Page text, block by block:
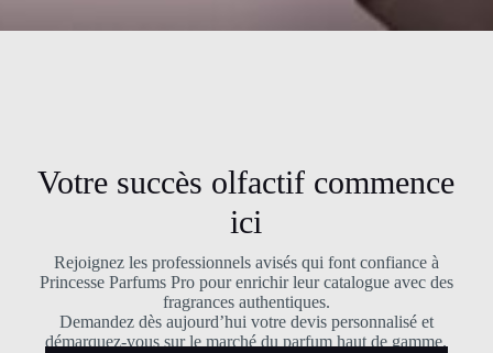
Votre succès olfactif commence
ici
Rejoignez les professionnels avisés qui font confiance à
Princesse Parfums Pro pour enrichir leur catalogue avec des
fragrances authentiques.
Demandez dès aujourd’hui votre devis personnalisé et
démarquez-vous sur le marché du parfum haut de gamme.